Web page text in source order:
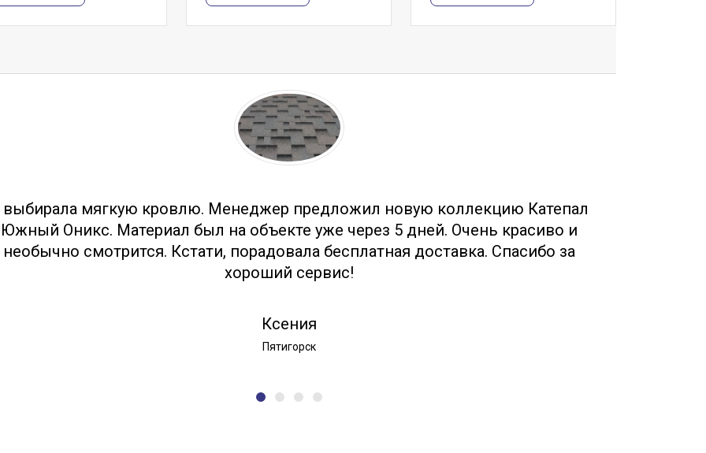
мягкую кровлю. Менеджер предложил новую коллекцию Катепал
Южный Оникс. Материал был на объекте уже через 5 дней. Очень красиво и
необычно смотрится. Кстати, порадовала бесплатная доставка. Спасибо за
хороший сервис!
Ксения
Пятигорск